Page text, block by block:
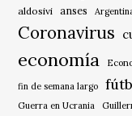
aldosivi anses
Coronavirus
economía
fin de semana largo
Guerra en Ucrania